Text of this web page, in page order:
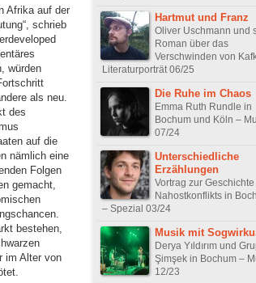
Afrika auf der
schrieb
würden
als neu.
des
auf die
nämlich eine
Folgen
gemacht,
bestehen,
im Alter von
Hartmut und Franz
Oliver Uschmann und
Roman über das
Verschwinden von
Literaturporträt 06/25
Die Ruhe im Chaos
Emma Ruth Rundle in
Bochum und Köln –
07/24
Unterschiedliche
Erzählungen
Vortrag zur
Nahostkonflikts in
– Spezial 03/24
Musik mit
Derya Yıldırım und
Şimşek in Bochum –
12/23